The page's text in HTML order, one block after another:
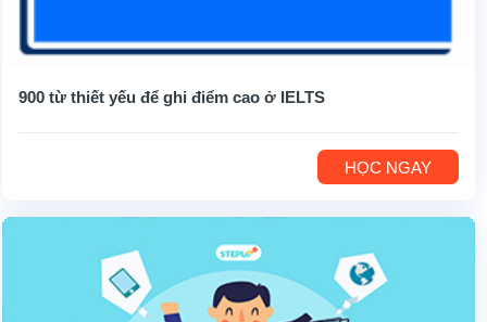
900 từ thiết yếu để ghi điểm cao ở IELTS
HỌC NGAY